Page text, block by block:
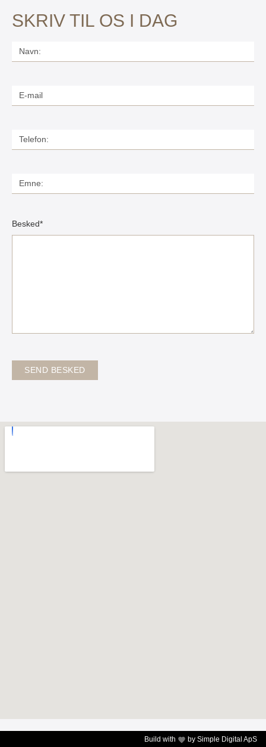
SKRIV TIL OS I DAG
Navn:
mail
Telefon
Emne:
Besked*
SEND BESKED
Build with by Simple Digital ApS